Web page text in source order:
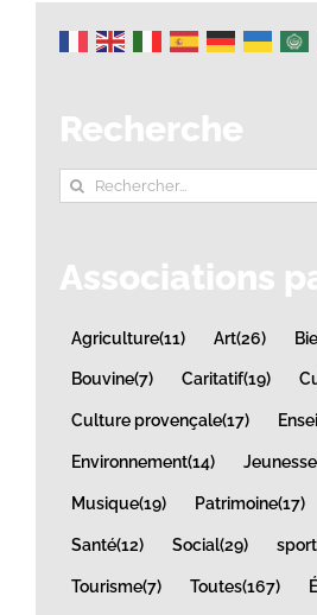
Recherche
Rechercher:
Associations
Agriculture(11) Art(26)
Bouvine(7) Caritatif(19)
Culture provençale(17)
Environnement(14) Jeunesse
Musique(19) Patrimoine(17)
Santé(12) Social(29) sport
Tourisme(7) Toutes(167)